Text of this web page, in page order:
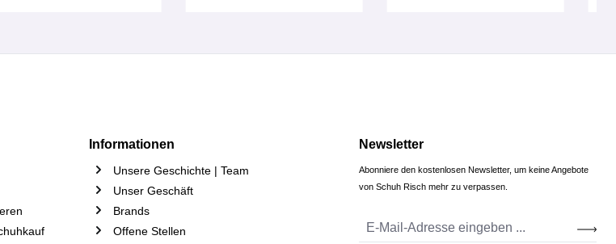
Informationen
Unsere Geschichte | Team
Unser Geschäft
Brands
Offene Stellen
Newsletter
Abonniere den kostenlosen Newsletter, um keine Angebote
von Schuh Risch mehr zu verpassen.